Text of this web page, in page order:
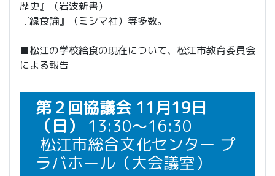
歴史』（岩波新書）
『縁食論』（ミシマ社）等多数。
■松江の学校給食の現在について、松江市教育委員会
による報告
第２回協議会 11月19日
（日） 13:30～16:30
松江市総合文化センター プ
ラバホール（大会議室）